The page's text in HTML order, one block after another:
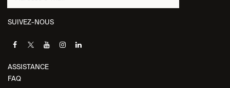
SUIVEZ-NOUS
ASSISTANCE​
FAQ